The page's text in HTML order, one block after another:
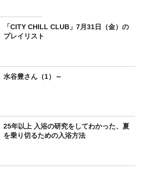
「CITY CHILL CLUB」7月31日（金）の
プレイリスト
水谷豊さん（1）～
25年以上 入浴の研究をしてわかった、夏
を乗り切るための入浴方法